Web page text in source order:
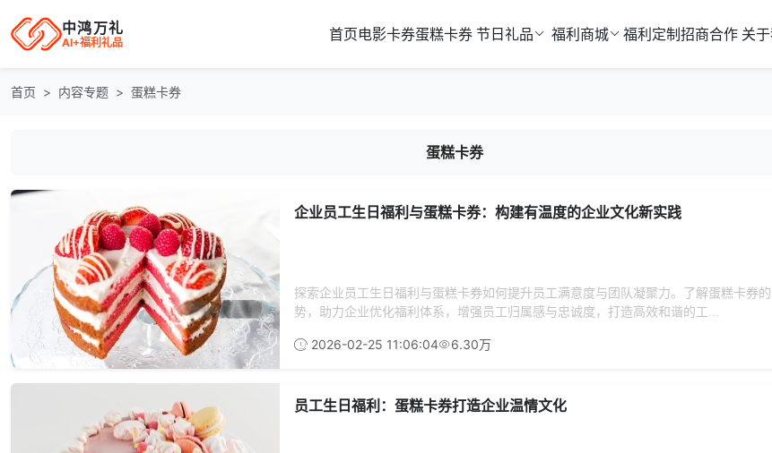
中鸿万礼
AI+福利礼品 首页电影卡券蛋糕卡券 节日礼品 福利商城 福利定制 招商合作 关
首页 内容专题 蛋糕卡券
蛋糕卡券
企业员工生日福利与蛋糕卡券：构建有温度的企业文化新实践
探索企业员工生日福利与蛋糕卡券如何提升员工满意度与团队凝聚力。了解蛋糕卡券
势，助力企业优化福利体系，增强员工归属感与忠诚度，打造高效和谐的工...
2026-02-25 11:06:04 6.30万
员工生日福利：蛋糕卡券打造企业温情文化